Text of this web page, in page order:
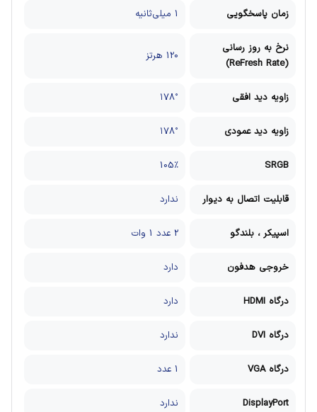
زمان پاسخگویی 1 میلی‌ثانیه
نرخ به روز رسانی
(ReFresh Rate)
120 هرتز
زاویه دید افقی ۱۷۸°
زاویه دید عمودی ۱۷۸°
SRGB 105٪
قابلیت اتصال به دیوار ندارد
اسپیکر ، بلندگو 2 عدد 1 وات
خروجی هدفون دارد
درگاه HDMI دارد
درگاه DVI ندارد
درگاه VGA 1 عدد
DisplayPort ندارد